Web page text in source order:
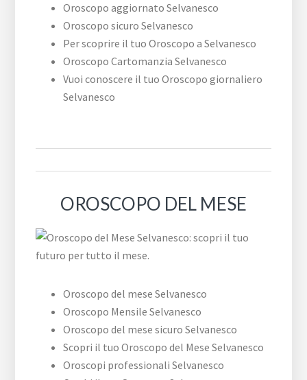
Oroscopo aggiornato Selvanesco
Oroscopo sicuro Selvanesco
Per scoprire il tuo Oroscopo a Selvanesco
Oroscopo Cartomanzia Selvanesco
Vuoi conoscere il tuo Oroscopo giornaliero
Selvanesco
OROSCOPO DEL MESE
Oroscopo del mese Selvanesco
Oroscopo Mensile Selvanesco
Oroscopo del mese sicuro Selvanesco
Scopri il tuo Oroscopo del Mese Selvanesco
Oroscopi professionali Selvanesco